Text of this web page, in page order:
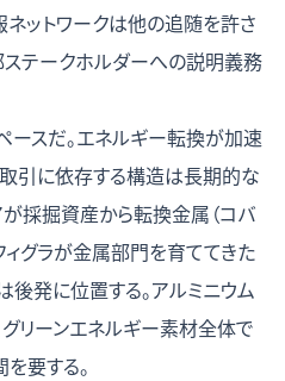
ネットワークは他の追随を許さ
テークホルダーへの説明義務
スだ。エネルギー転換が加速
引に依存する構造は長期的な
が採掘資産から転換金属（コバ
ィグラが金属部門を育ててきた
後発に位置する。アルミニウム
リーンエネルギー素材全体で
要する。